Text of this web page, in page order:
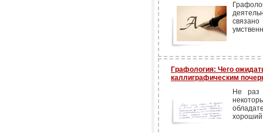
Графология: Чего
каллиграфическим
Не раз
хороший